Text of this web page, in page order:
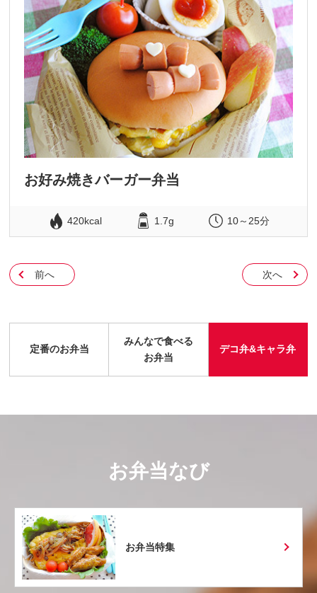
お好み焼きバーガー弁当
420kcal 1.7g 10～25分
前へ 次へ
定番のお弁当
みんなで食べる
お弁当
デコ弁&キャラ弁
お弁当なび
お弁当特集